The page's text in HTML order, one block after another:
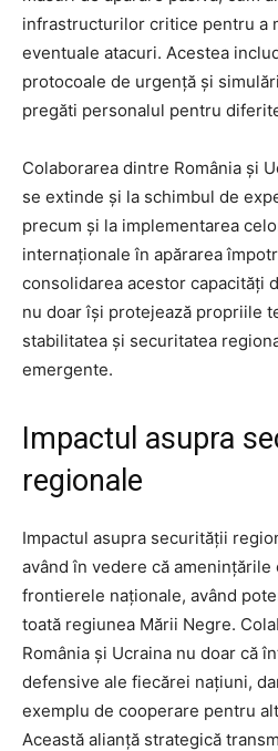
infrastructurilor critice pentru a
eventuale atacuri. Acestea
protocoale de urgență și
pregăti personalul pentru
Colaborarea dintre România și
se extinde și la schimbul de
precum și la implementarea
internaționale în apărarea
consolidarea acestor capacități
nu doar își protejează propriile
stabilitatea și securitatea
emergente.
Impactul asupra
regionale
Impactul asupra securității
având în vedere că
frontierele naționale, având
toată regiunea Mării Negre.
România și Ucraina nu doar că
defensive ale fiecărei națiuni,
exemplu de cooperare pentru
Această alianță strategică